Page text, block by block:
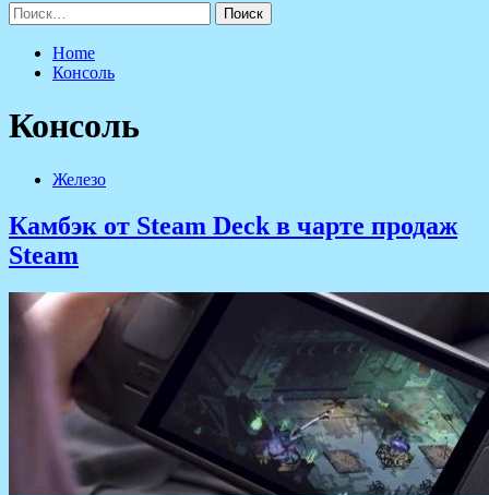
Найти:
Home
Консоль
Консоль
Железо
Камбэк от Steam Deck в чарте продаж
Steam